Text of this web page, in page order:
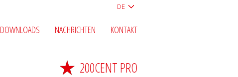
DOWNLOADS NACHRICHTEN KONTAKT
DE
200CENT PRO